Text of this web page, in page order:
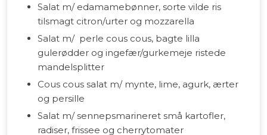
Salat m/ edamamebønner, sorte vilde ris
tilsmagt citron/urter og mozzarella
Salat m/ perle cous cous, bagte lilla
gulerødder og ingefær/gurkemeje ristede
mandelsplitter
Cous cous salat m/ mynte, lime, agurk, ærter
og persille
Salat m/ sennepsmarineret små kartofler,
radiser, frissee og cherrytomater